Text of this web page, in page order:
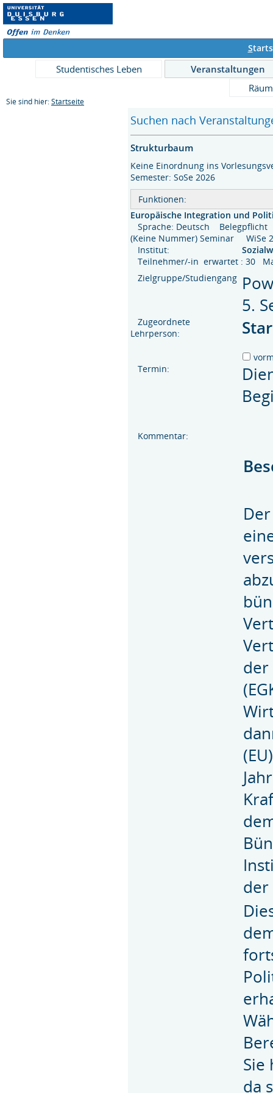
S
Studentisches Leben
Veranstaltungen
Sie sind hier: Startseite
Suchen nach
Strukturbaum
Keine Einordnung ins
Semester: SoSe 2026
Funktionen:
Europäische Integration und
Sprache: Deutsch
Belegpflicht
(Keine Nummer) Seminar
Institut:
Teilnehmer/-in erwartet : 30
Zielgruppe/Studiengang
5.
Zugeordnete
Lehrperson:
Termin:
Kommentar:
der
der
Sie
da